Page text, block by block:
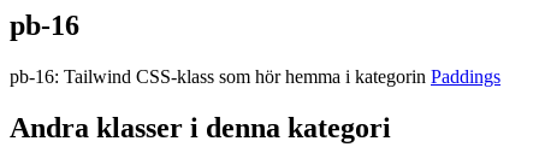
pb-16
pb-16: Tailwind CSS-klass som hör hemma i kategorin Paddings
Andra klasser i denna kategori